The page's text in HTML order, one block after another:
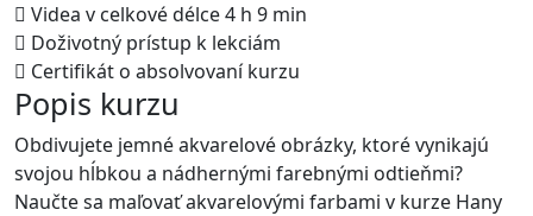
Videa v celkové délce 4 h 9 min
Doživotný prístup k lekciám
Certifikát o absolvovaní kurzu
Popis kurzu
Obdivujete jemné akvarelové obrázky, ktoré vynikajú
svojou hĺbkou a nádhernými farebnými odtieňmi?
Naučte sa maľovať akvarelovými farbami v kurze Hany